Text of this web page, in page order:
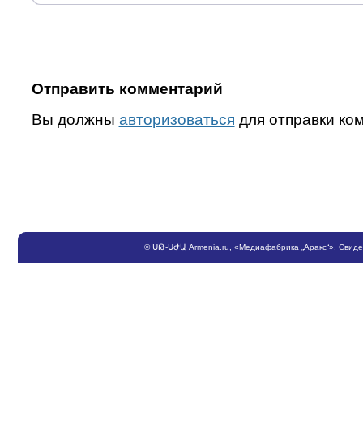
Отправить комментарий
Вы должны авторизоваться для отправки
©ՍԹ-ՍԺԱ Armenia.ru , «Медиафабрика „Аракс“».